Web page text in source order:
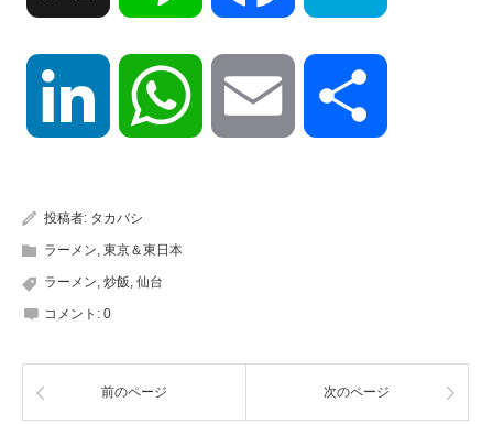
LinkedIn WhatsApp Email
投稿者: タカバシ
ラーメン, 東京＆東日本
ラーメン, 炒飯, 仙台
コメント: 0
前のページ 次のページ